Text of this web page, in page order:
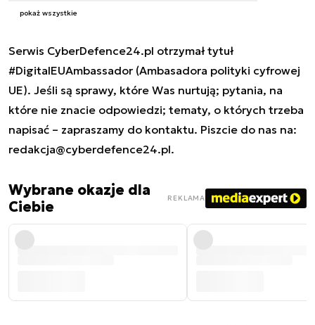
pokaż wszystkie
Serwis CyberDefence24.pl otrzymał tytuł
#DigitalEUAmbassador (Ambasadora polityki cyfrowej
UE). Jeśli są sprawy, które Was nurtują; pytania, na
które nie znacie odpowiedzi; tematy, o których trzeba
napisać – zapraszamy do kontaktu. Piszcie do nas na:
redakcja@cyberdefence24.pl.
Wybrane okazje dla
Ciebie
REKLAMA